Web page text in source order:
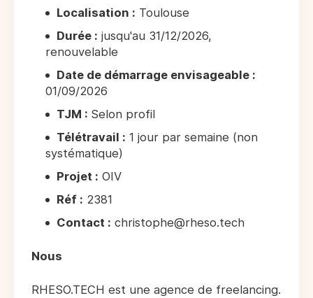
Localisation : Toulouse
Durée : jusqu'au 31/12/2026,
renouvelable
Date de démarrage envisageable :
01/09/2026
TJM : Selon profil
Télétravail : 1 jour par semaine (non
systématique)
Projet : OIV
Réf : 2381
Contact : christophe@rheso.tech
Nous
RHESO.TECH est une agence de freelancing.